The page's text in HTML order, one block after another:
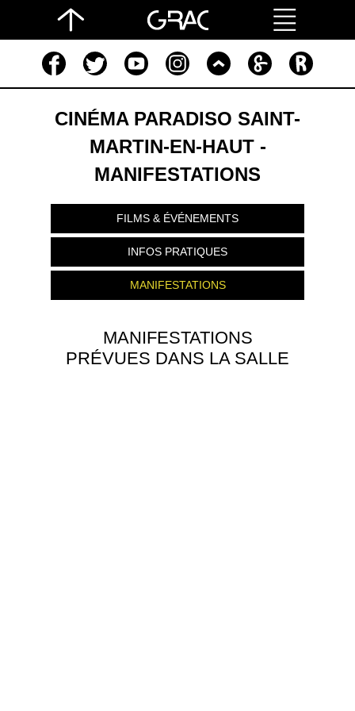
CINÉMA PARADISO SAINT-
MARTIN-EN-HAUT -
MANIFESTATIONS
FILMS & ÉVÉNEMENTS
INFOS PRATIQUES
MANIFESTATIONS
MANIFESTATIONS
PRÉVUES DANS LA SALLE